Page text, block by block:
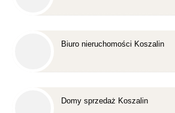
Biuro nieruchomości Koszalin
Domy sprzedaż Koszalin